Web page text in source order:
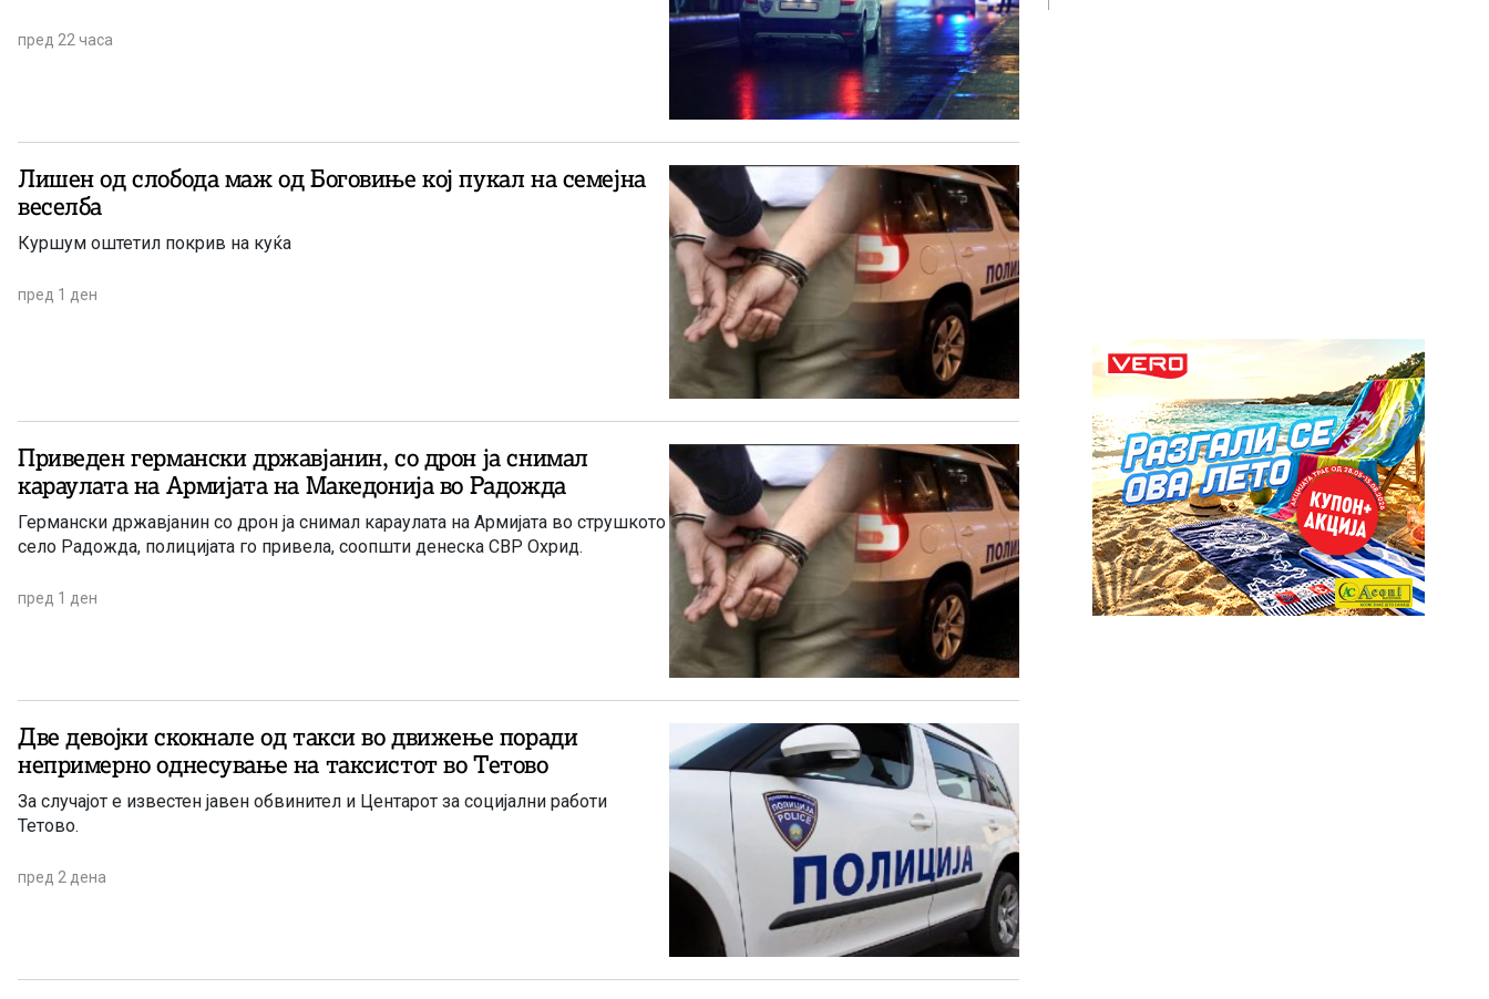
пред 22 часа
Лишен од слобода маж од Боговиње кој пукал на семејна
веселба
Куршум оштетил покрив на куќа
пред 1 ден
Приведен германски државјанин, со дрон ја снимал
караулата на Армијата на Македонија во Радожда
Германски државјанин со дрон ја снимал караулата на Армијата во струшкото
село Радожда, полицијата го привела, соопшти денеска СВР Охрид.
пред 1 ден
Две девојки скокнале од такси во движење поради
непримерно однесување на таксистот во Тетово
За случајот е известен јавен обвинител и Центарот за социјални работи
Тетово.
пред 2 дена